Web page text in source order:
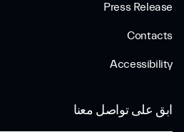
Press Release
Contacts
Accessibility
ابق على تواصل معنا